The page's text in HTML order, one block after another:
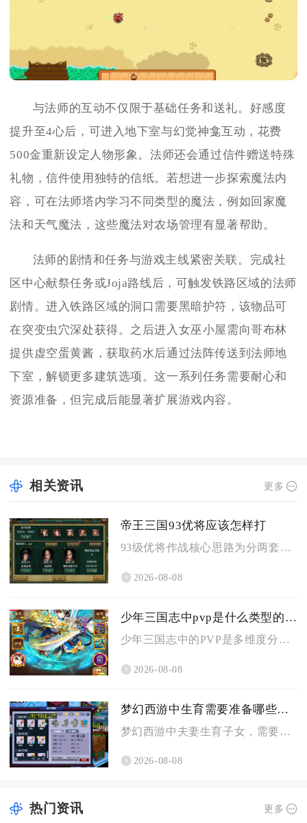
与法师的互动不仅限于基础任务和送礼。好感度
提升至4心后，可进入地下室与幻觉神龛互动，花费
500金重新设定人物形象。法师还会通过信件赠送特殊
礼物，信件使用独特的信纸。若想进一步探索魔法内
容，可在法师塔内学习不同类型的魔法，例如回家魔
法和天气魔法，这些魔法对农场管理有显著帮助。
法师的剧情和任务与游戏主线紧密关联。完成社
区中心献祭任务或Joja路线后，可触发铁路区域的法师
剧情。进入铁路区域的洞口需要黑暗护符，该物品可
在突变虫穴深处获得。之后进入女巫小屋需向哥布林
提供虚空蛋黄酱，获取药水后通过法阵传送到法师地
下室，解锁更多建筑选项。这一系列任务需要耐心和
资源准备，但完成后能显著扩展游戏内容。
相关资讯 更多
帝王三国93优将应该怎样打
93级优将作战核心思路为分两套成型阵容，刷黄练级选用智步搭配...
2026-08-08
少年三国志中pvp是什么类型的游戏
少年三国志中的PVP是多维度分层的玩家实时异步卡牌策略对战类...
2026-08-08
梦幻西游中生育需要准备哪些条件
梦幻西游中夫妻生育子女，需要备好专属房屋、达标角色等级与夫妻...
2026-08-08
热门资讯 更多